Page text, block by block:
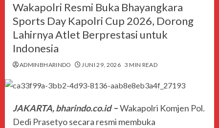
Wakapolri Resmi Buka Bhayangkara
Sports Day Kapolri Cup 2026, Dorong
Lahirnya Atlet Berprestasi untuk
Indonesia
ADMINBHARINDO JUNI 29, 2026 3 MIN READ
JAKARTA, bharindo.co.id–Wakapolri Komjen Pol.
Dedi Prasetyo secara resmi membuka